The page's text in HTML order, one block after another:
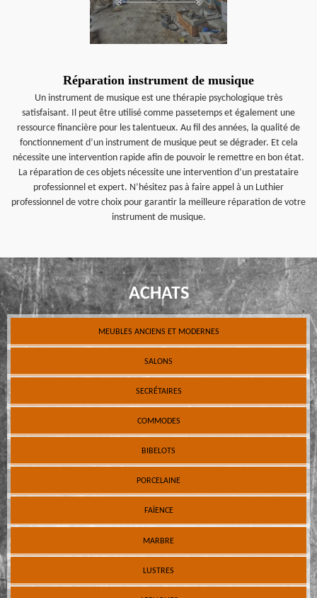
Réparation instrument de musique
Un instrument de musique est une thérapie psychologique très
satisfaisant. Il peut être utilisé comme passetemps et également une
ressource financière pour les talentueux. Au fil des années, la qualité de
fonctionnement d’un instrument de musique peut se dégrader. Et cela
nécessite une intervention rapide afin de pouvoir le remettre en bon état.
La réparation de ces objets nécessite une intervention d’un prestataire
professionnel et expert. N’hésitez pas à faire appel à un Luthier
professionnel de votre choix pour garantir la meilleure réparation de votre
instrument de musique.
ACHATS
MEUBLES ANCIENS ET MODERNES
SALONS
SECRÉTAIRES
COMMODES
BIBELOTS
PORCELAINE
FAÏENCE
MARBRE
LUSTRES